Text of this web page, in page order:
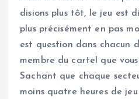
disions plus tôt, le jeu est
plus précisément en pas
est question dans chacun
membre du cartel que
Sachant que chaque
moins quatre heures de